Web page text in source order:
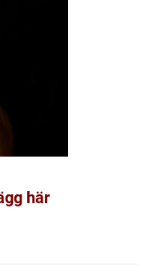
här